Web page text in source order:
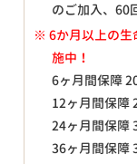
のご加入、60
※ 6か月以上の生
施中！
6ヶ月間保障
12ヶ月間保障
24ヶ月間保障
36ヶ月間保障